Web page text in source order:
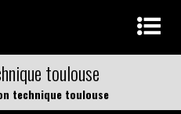
toulouse
technique toulouse